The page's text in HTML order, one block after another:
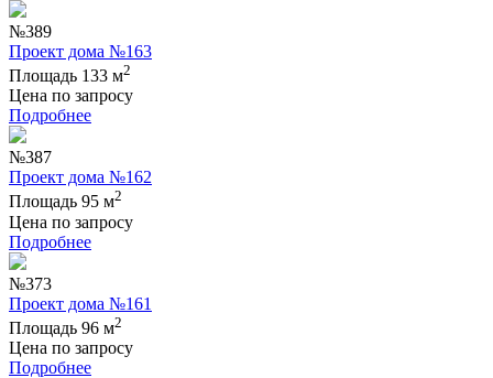
№389
Проект дома №163
Площадь 133 м2
Цена по запросу
Подробнее
№387
Проект дома №162
Площадь 95 м2
Цена по запросу
Подробнее
№373
Проект дома №161
Площадь 96 м2
Цена по запросу
Подробнее